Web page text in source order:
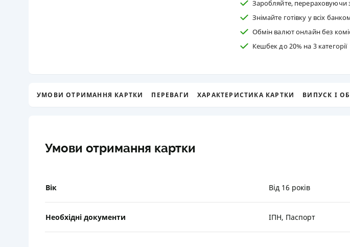
Заробляйте, перераховуючи
Знімайте готівку у всіх
Обмін валют онлайн без
Кешбек до 20% на 3 категорії
УМОВИ ОТРИМАННЯ КАРТКИ ПЕРЕВАГИ ХАРАКТЕРИСТИКА КАРТКИ ВИПУСК І
Умови отримання картки
Вік Від 16 років
Необхідні документи ІПН, Паспорт